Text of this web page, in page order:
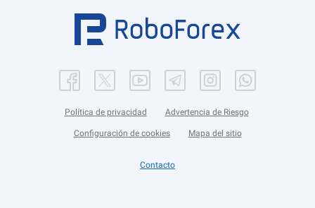
Política de privacidad Advertencia de Riesgo
Configuración de cookies Mapa del sitio
Contacto